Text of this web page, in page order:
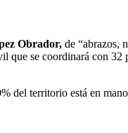
Obrador, de “abrazos,
se coordinará con 32
territorio está en